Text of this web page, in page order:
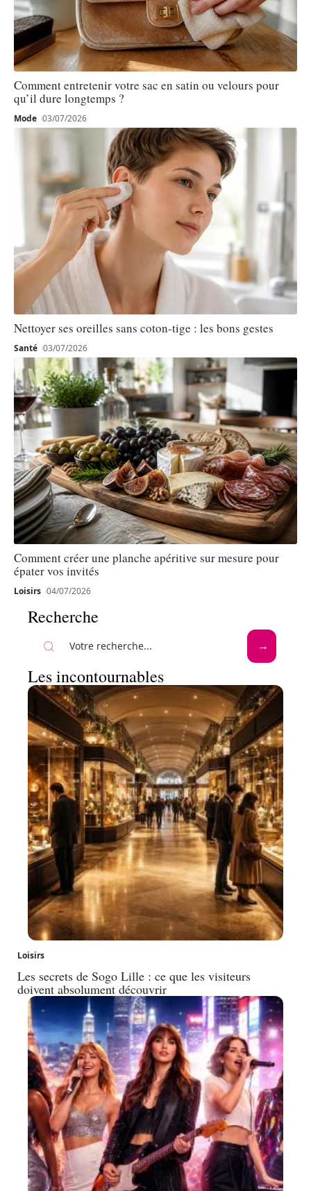
Comment entretenir votre sac en satin ou velours pour
qu’il dure longtemps ?
Mode 03/07/2026
Nettoyer ses oreilles sans coton-tige : les bons gestes
Santé 03/07/2026
Comment créer une planche apéritive sur mesure pour
épater vos invités
Loisirs 04/07/2026
Recherche
Les incontournables
Loisirs
Les secrets de Sogo Lille : ce que les visiteurs
doivent absolument découvrir